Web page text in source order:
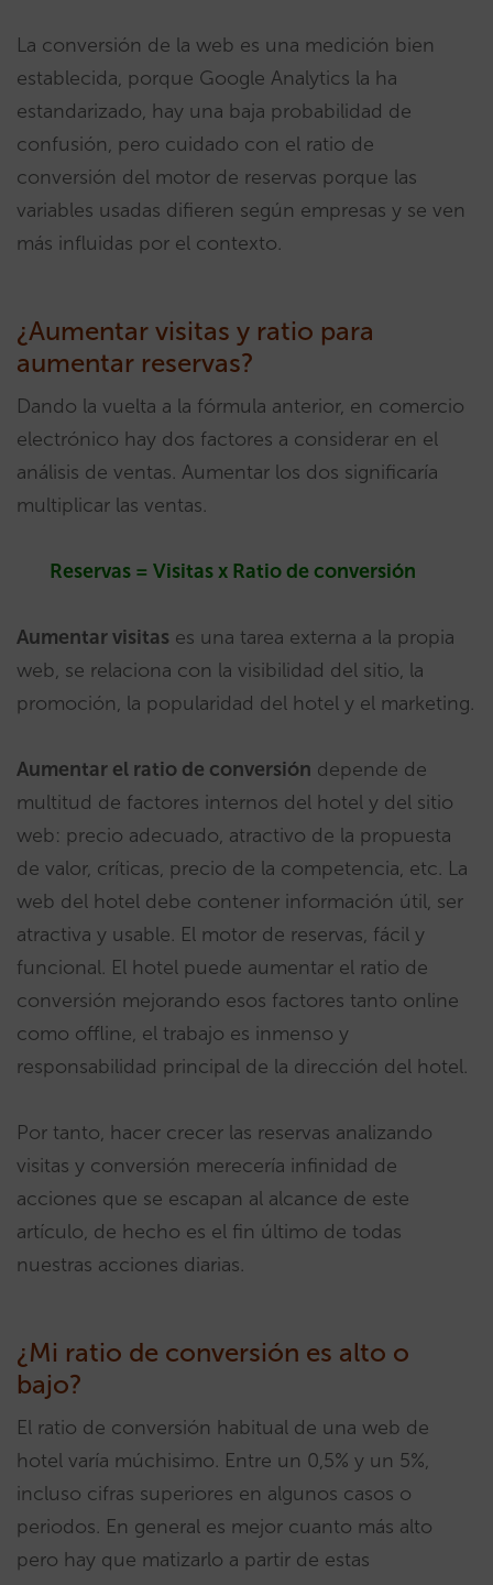
La conversión de la web es una medición bien
establecida, porque Google Analytics la ha
estandarizado, hay una baja probabilidad de
confusión, pero cuidado con el ratio de
conversión del motor de reservas porque las
variables usadas difieren según empresas y se ven
más influidas por el contexto.
¿Aumentar visitas y ratio para
aumentar reservas?
Dando la vuelta a la fórmula anterior, en comercio
electrónico hay dos factores a considerar en el
análisis de ventas. Aumentar los dos significaría
multiplicar las ventas.
Reservas = Visitas x Ratio de conversión
Aumentar visitas es una tarea externa a la propia
web, se relaciona con la visibilidad del sitio, la
promoción, la popularidad del hotel y el marketing.
Aumentar el ratio de conversión depende de
multitud de factores internos del hotel y del sitio
web: precio adecuado, atractivo de la propuesta
de valor, críticas, precio de la competencia, etc. La
web del hotel debe contener información útil, ser
atractiva y usable. El motor de reservas, fácil y
funcional. El hotel puede aumentar el ratio de
conversión mejorando esos factores tanto online
como offline, el trabajo es inmenso y
responsabilidad principal de la dirección del hotel.
Por tanto, hacer crecer las reservas analizando
visitas y conversión merecería infinidad de
acciones que se escapan al alcance de este
artículo, de hecho es el fin último de todas
nuestras acciones diarias.
¿Mi ratio de conversión es alto o
bajo?
El ratio de conversión habitual de una web de
hotel varía múchisimo. Entre un 0,5% y un 5%,
incluso cifras superiores en algunos casos o
periodos. En general es mejor cuanto más alto
pero hay que matizarlo a partir de estas